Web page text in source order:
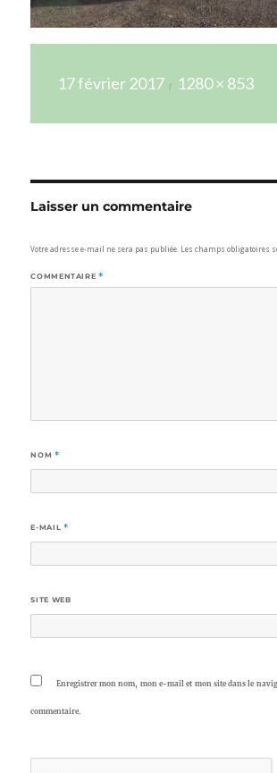
17 février 2017
réelle
1280 × 853
Laisser un commentaire
Votre adresse e-mail ne sera pas publiée. Les champs obligatoires
COMMENTAIRE *
NOM *
E-MAIL *
SITE WEB
Enregistrer mon nom, mon e-mail et mon site dans le
commentaire.